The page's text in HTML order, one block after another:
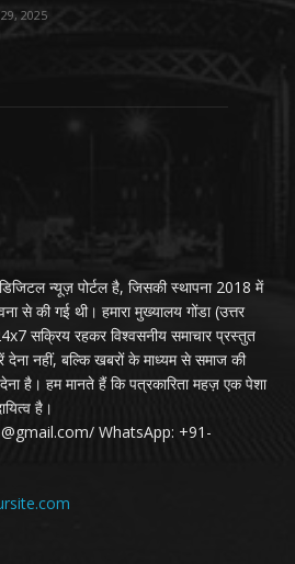
2025
न्यूज़ पोर्टल है, जिसकी स्थापना 2018 में
से की गई थी। हमारा मुख्यालय गोंडा (उत्तर
सक्रिय रहकर विश्वसनीय समाचार प्रस्तुत
देना नहीं, बल्कि खबरों के माध्यम से समाज की
है। हम मानते हैं कि पत्रकारिता महज़ एक पेशा
है।
WhatsApp: +91-